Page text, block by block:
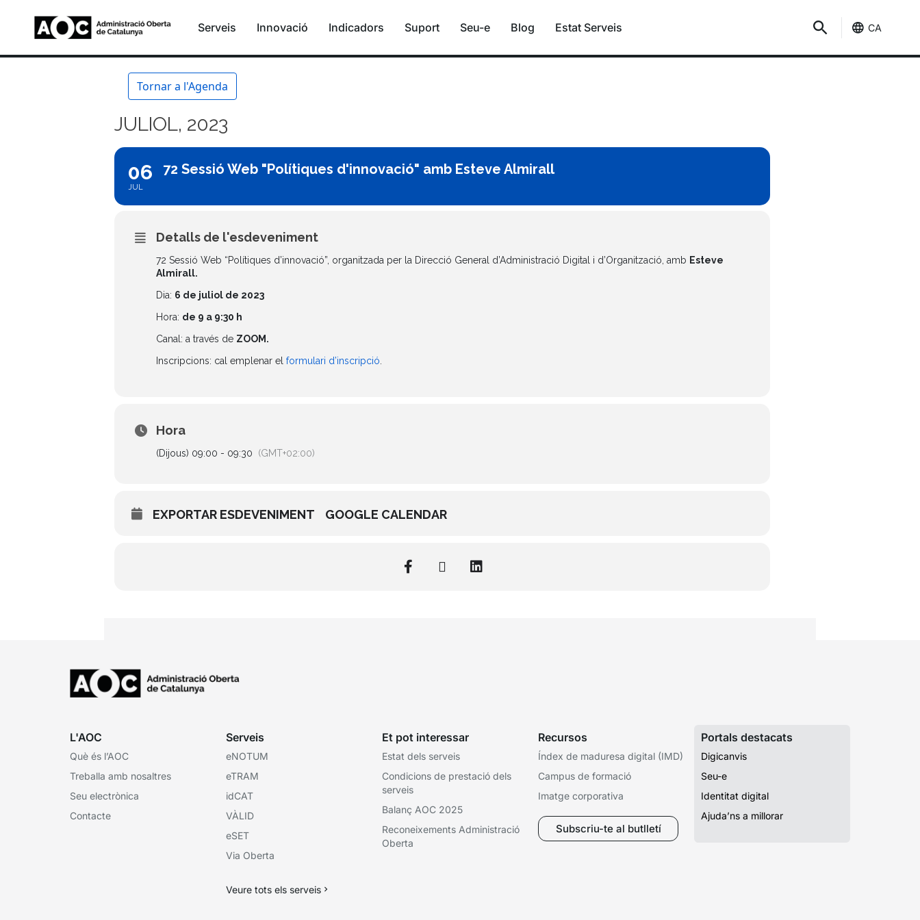
Serveis Innovació Indicadors Suport Seu-e Blog Estat Serveis CA
Tornar a l'Agenda
JULIOL, 2023
06
JUL
72 Sessió Web "Polítiques d'innovació" amb Esteve Almirall
Detalls de l'esdeveniment
72 Sessió Web “Polítiques d’innovació”, organitzada per la Direcció General d’Administració Digital i d’Organització, amb Esteve
Almirall.
Dia: 6 de juliol de 2023
Hora: de 9 a 9:30 h
Canal: a través de ZOOM.
Inscripcions: cal emplenar el formulari d’inscripció
Hora
(Dijous) 09:00 - 09:30 (GMT+02:00)
EXPORTAR ESDEVENIMENT GOOGLE CALENDAR
L'AOC
Què és l’AOC
Treballa amb nosaltres
Seu electrònica
Contacte
Serveis
eNOTUM
eTRAM
idCAT
VÀLID
eSET
Via Oberta
Veure tots els serveis
Et pot interessar
Estat dels serveis
Condicions de prestació dels
serveis
Balanç AOC 2025
Reconeixements Administració
Oberta
Recursos
Índex de maduresa digital (IMD)
Campus de formació
Imatge corporativa
Subscriu-te al butlletí
Portals destacats
Digicanvis
Seu-e
Identitat digital
Ajuda’ns a millorar